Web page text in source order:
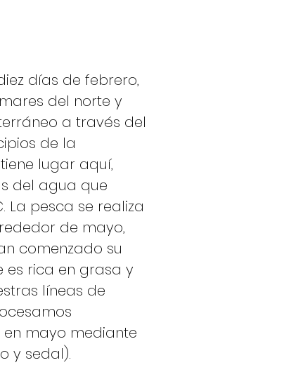
días de febrero,
del norte y
a través del
de la
lugar aquí,
del agua que
La pesca se realiza
de mayo,
comenzado su
es rica en grasa y
líneas de
mayo mediante
y sedal).